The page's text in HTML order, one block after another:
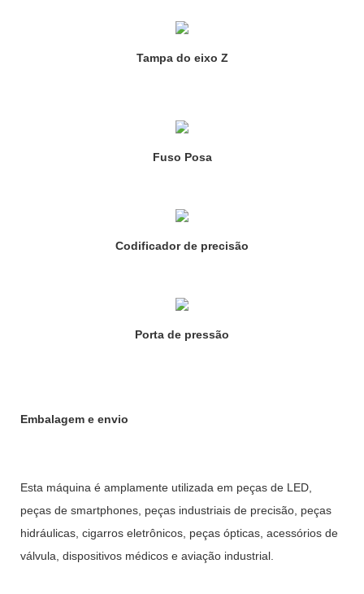
Tampa do eixo Z
Fuso Posa
Codificador de precisão
Porta de pressão
Embalagem e envio
Esta máquina é amplamente utilizada em peças de LED,
peças de smartphones, peças industriais de precisão, peças
hidráulicas, cigarros eletrônicos, peças ópticas, acessórios de
válvula, dispositivos médicos e aviação industrial.